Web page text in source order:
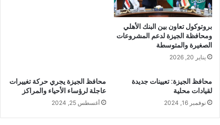
بروتوكول تعاون بين البنك الأهلي
ومحافظة الجيزة لدعم المشروعات
الصغيرة والمتوسطة
يناير 20, 2026
محافظ الجيزة: تعيينات جديدة
لقيادات محلية
نوفمبر 16, 2024
محافظ الجيزة يجري حركة تغييرات
عاجلة لرؤساء الأحياء والمراكز
أغسطس 25, 2024